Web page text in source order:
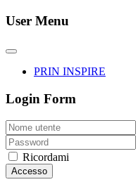
User Menu
PRIN INSPIRE
Login Form
Ricordami
Accesso